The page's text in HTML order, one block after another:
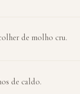
de molho cru.
de caldo.